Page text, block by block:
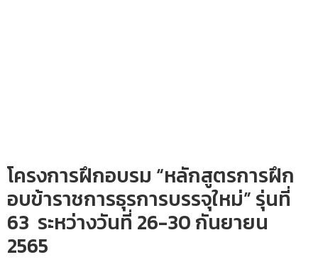
โครงการฝึกอบรม “หลักสูตรการฝึก
อบข้าราชการธุรการบรรจุใหม่” รุ่นที่
63 ระหว่างวันที่ 26-30 กันยายน
2565